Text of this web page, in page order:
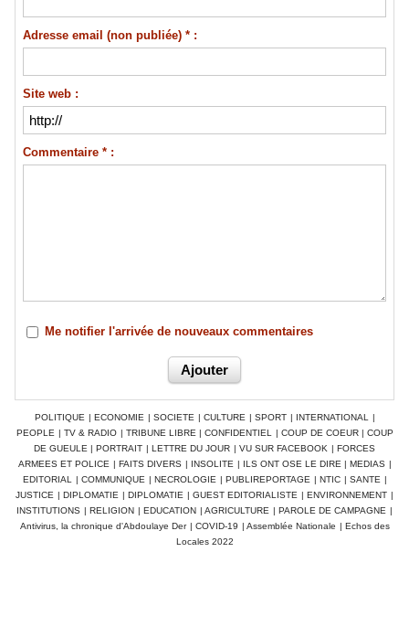
Adresse email (non publiée) * :
Site web :
Commentaire * :
Me notifier l'arrivée de nouveaux commentaires
POLITIQUE | ECONOMIE | SOCIETE | CULTURE | SPORT | INTERNATIONAL
|
PEOPLE | TV & RADIO | TRIBUNE LIBRE | CONFIDENTIEL | COUP DE COEUR | COUP
DE GUEULE | PORTRAIT | LETTRE DU JOUR | VU SUR FACEBOOK | FORCES
ARMEES ET POLICE | FAITS DIVERS | INSOLITE | ILS ONT OSE LE DIRE | MEDIAS |
EDITORIAL
| COMMUNIQUE | NECROLOGIE | PUBLIREPORTAGE | NTIC | SANTE |
JUSTICE | DIPLOMATIE | DIPLOMATIE | GUEST EDITORIALISTE | ENVIRONNEMENT |
INSTITUTIONS | RELIGION | EDUCATION | AGRICULTURE | PAROLE DE CAMPAGNE |
Antivirus, la chronique d'Abdoulaye Der | COVID-19 | Assemblée Nationale | Echos des
Locales 2022